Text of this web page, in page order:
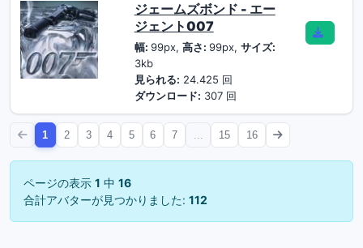
ジェームズボンド - エー
ジェント007
幅: 99px, 高さ: 99px, サイズ:
3kb
見られる: 24.425 回
ダウンロード: 307 回
1 2 3 4 5 6 7 15 16
ページの表示 1 中 16
合計アバターが見つかりました: 112